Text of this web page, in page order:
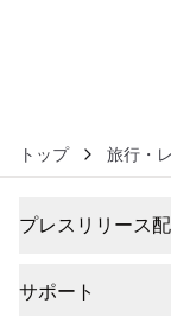
トップ 旅行・
プレスリリース
サポート